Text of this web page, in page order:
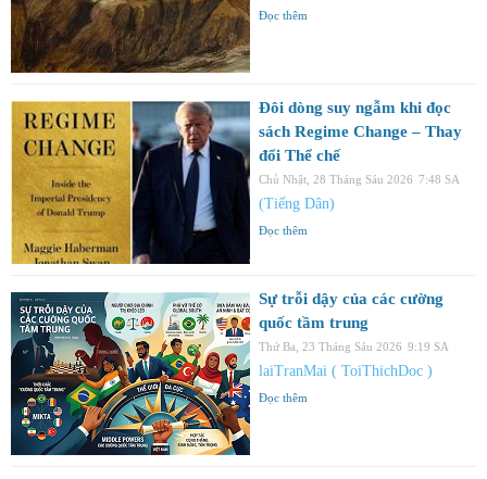
Đọc thêm
Đôi dòng suy ngẫm khi đọc
sách Regime Change – Thay
đổi Thể chế
Chủ Nhật, 28 Tháng Sáu 2026 7:48 SA
(Tiếng Dân)
Đọc thêm
Sự trỗi dậy của các cường
quốc tầm trung
Thứ Ba, 23 Tháng Sáu 2026 9:19 SA
laiTranMai ( ToiThichDoc )
Đọc thêm